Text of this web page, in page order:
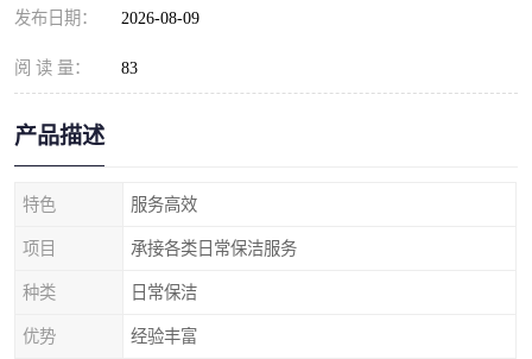
发布日期： 2026-08-09
阅 读 量： 83
产品描述
特色 服务高效
项目 承接各类日常保洁服务
种类 日常保洁
优势 经验丰富